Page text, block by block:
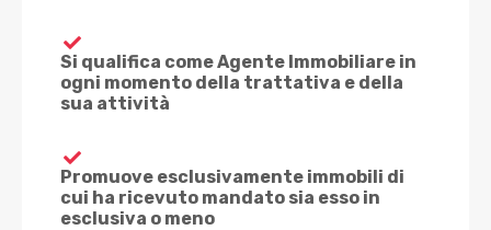
Si qualifica come Agente Immobiliare in
ogni momento della trattativa e della
sua attività
Promuove esclusivamente immobili di
cui ha ricevuto mandato sia esso in
esclusiva o meno